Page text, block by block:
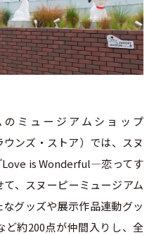
ミュージアムショップ
ウンズ・ストア）では、スヌ
Love is Wonderful―恋ってす
、スヌーピーミュージアム
グッズや展示作品連動グッ
ど約200点が仲間入りし、全